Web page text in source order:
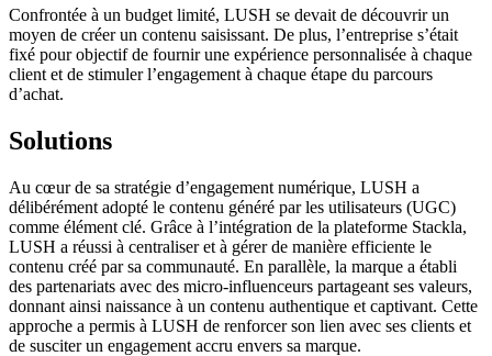
Confrontée à un budget limité, LUSH se devait de découvrir un
moyen de créer un contenu saisissant. De plus, l’entreprise s’était
fixé pour objectif de fournir une expérience personnalisée à chaque
client et de stimuler l’engagement à chaque étape du parcours
d’achat.
Solutions
Au cœur de sa stratégie d’engagement numérique, LUSH a
délibérément adopté le contenu généré par les utilisateurs (UGC)
comme élément clé. Grâce à l’intégration de la plateforme Stackla,
LUSH a réussi à centraliser et à gérer de manière efficiente le
contenu créé par sa communauté. En parallèle, la marque a établi
des partenariats avec des micro-influenceurs partageant ses valeurs,
donnant ainsi naissance à un contenu authentique et captivant. Cette
approche a permis à LUSH de renforcer son lien avec ses clients et
de susciter un engagement accru envers sa marque.